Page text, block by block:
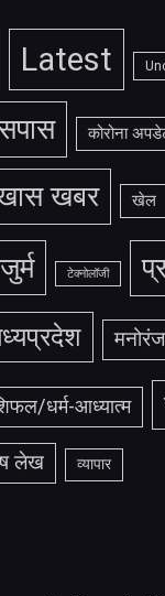
Latest
कोरोना
खबर खेल
जुर्म टेक्नोलॉजी
धर्म-आध्यात्म
लेख व्यापार